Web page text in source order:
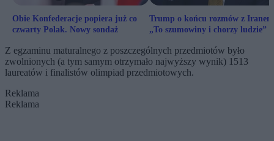
Obie Konfederacje popiera już co
czwarty Polak. Nowy sondaż
Trump o końcu rozmów z
„To szumowiny i chorzy ludzie”
Z egzaminu maturalnego z poszczególnych przedmiotów było
zwolnionych (a tym samym otrzymało najwyższy wynik) 1513
laureatów i finalistów olimpiad przedmiotowych.
Reklama
Reklama